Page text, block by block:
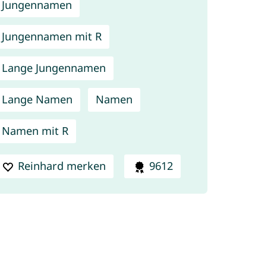
Jungennamen
Jungennamen mit R
Lange Jungennamen
Lange Namen Namen
Namen mit R
Reinhard merken 9612